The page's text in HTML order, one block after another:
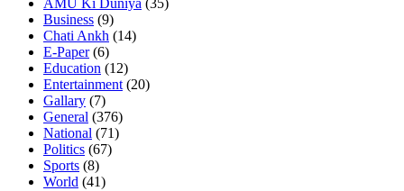
AMU Ki Duniya (35)
Business (9)
Chati Ankh (14)
E-Paper(6)
Education (12)
Entertainment (20)
Gallary (7)
General (376)
National (71)
Politics (67)
Sports (8)
World (41)